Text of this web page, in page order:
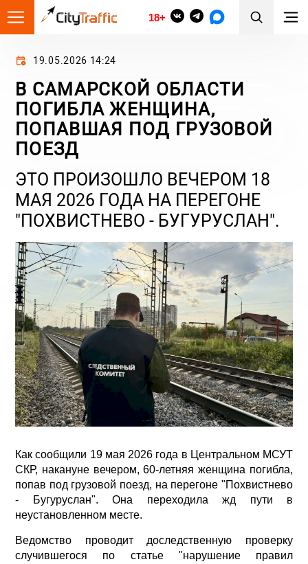
18+
19.05.2026 14:24
В САМАРСКОЙ ОБЛАСТИ
ПОГИБЛА ЖЕНЩИНА,
ПОПАВШАЯ ПОД ГРУЗОВОЙ
ПОЕЗД
ЭТО ПРОИЗОШЛО ВЕЧЕРОМ 18
МАЯ 2026 ГОДА НА ПЕРЕГОНЕ
"ПОХВИСТНЕВО - БУГУРУСЛАН".
Как сообщили 19 мая 2026 года в Центральном МСУТ
СКР, накануне вечером, 60-летняя женщина погибла,
попав под грузовой поезд, на перегоне "Похвистнево
- Бугуруслан". Она переходила жд пути в
неустановленном месте.
Ведомство проводит доследственную проверку
случившегося по статье "нарушение правил